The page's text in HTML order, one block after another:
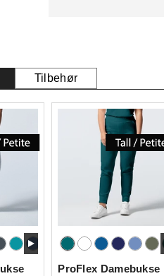
Tilbehør
ProFlex Damebukse